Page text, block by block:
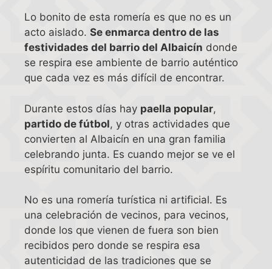
Lo bonito de esta romería es que no es un
acto aislado. Se enmarca dentro de las
festividades del barrio del Albaicín donde
se respira ese ambiente de barrio auténtico
que cada vez es más difícil de encontrar.
Durante estos días hay paella popular,
partido de fútbol, y otras actividades que
convierten al Albaicín en una gran familia
celebrando junta. Es cuando mejor se ve el
espíritu comunitario del barrio.
No es una romería turística ni artificial. Es
una celebración de vecinos, para vecinos,
donde los que vienen de fuera son bien
recibidos pero donde se respira esa
autenticidad de las tradiciones que se